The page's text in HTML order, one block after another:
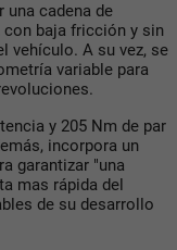
cadena de
baja fricción y sin
vehículo. A su vez, se
variable para
y 205 Nm de par
incorpora un
garantizar "una
mas rápida del
de su desarrollo